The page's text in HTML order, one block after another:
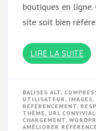
boutiques en
site soit bien
LIRE LA SUITE
BALISES ALT,
UTILISATEUR , IMAGES,
RÉFÉRENCEMENT,
THÈME , URL
CHARGEMENT,
AMÉLIORER